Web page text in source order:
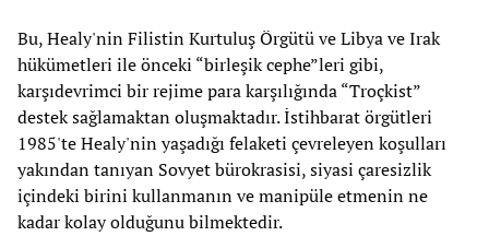
Bu, Healy'nin Filistin Kurtuluş Örgütü ve Libya ve Irak
hükümetleri ile önceki “birleşik cephe”leri gibi,
karşıdevrimci bir rejime para karşılığında “Troçkist”
destek sağlamaktan oluşmaktadır. İstihbarat örgütleri
1985'te Healy'nin yaşadığı felaketi çevreleyen koşulları
yakından tanıyan Sovyet bürokrasisi, siyasi çaresizlik
içindeki birini kullanmanın ve manipüle etmenin ne
kadar kolay olduğunu bilmektedir.